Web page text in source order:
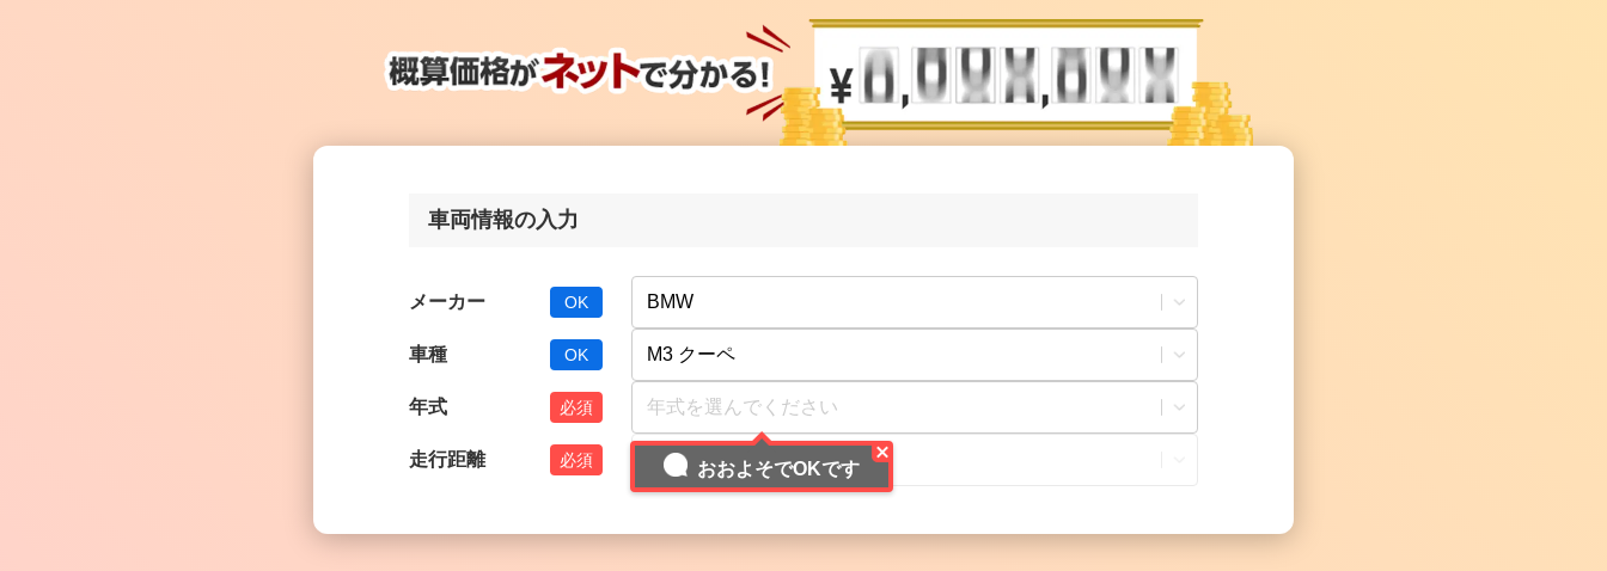
車両情報の入力
メーカー
車種
年式
おおよそでOKです
走行距離